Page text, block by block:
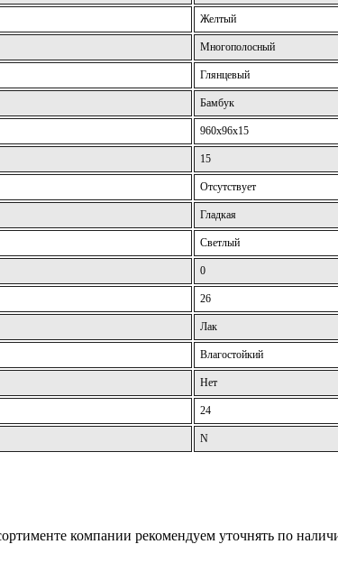
Желтый
Многополосный
Глянцевый
Бамбук
960x96x15
15
Отсутствует
Гладкая
Светлый
0
26
Лак
Влагостойкий
Нет
24
N
компании рекомендуем уточнять по